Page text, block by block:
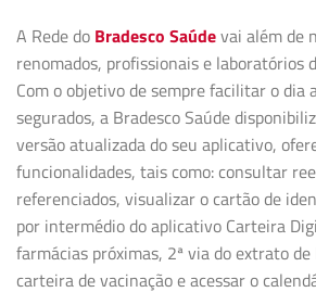
A Rede do Bradesco Saúdevai além de
renomados, profissionais e laboratórios
Com o objetivo de sempre facilitar o dia
segurados, a Bradesco Saúde
versão atualizada do seu aplicativo,
funcionalidades, tais como: consultar
referenciados, visualizar o cartão de
por intermédio do aplicativo Carteira
farmácias próximas, 2ª via do extrato
carteira de vacinação e acessar o